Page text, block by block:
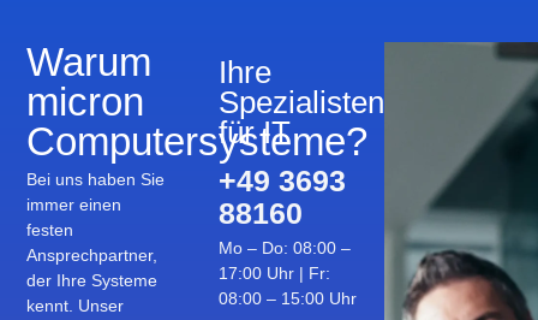
Warum
micron
Computersysteme?
Bei uns haben Sie
immer einen
festen
Ansprechpartner,
der Ihre Systeme
kennt. Unser
Ihre
Spezialisten
für IT
+49 3693
88160
Mo – Do: 08:00 –
17:00 Uhr | Fr:
08:00 – 15:00 Uhr